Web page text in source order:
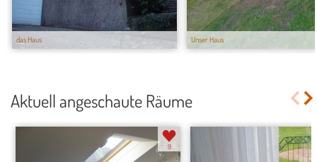
das Haus Unser Haus
Aktuell angeschaute Räume
9